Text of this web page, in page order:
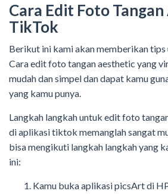
Cara Edit Foto
TikTok
Berikut ini kami akan memberikan
Cara edit foto tangan aesthetic yang
mudah dan simpel dan dapat kamu
yang kamu punya.
Langkah langkah untuk edit foto
di aplikasi tiktok memanglah sangat
bisa mengikuti langkah langkah yang
ini:
Kamu buka aplikasi picsArt di